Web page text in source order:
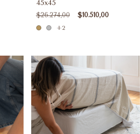
45x45
$26.274,00 $10.510,00
+2